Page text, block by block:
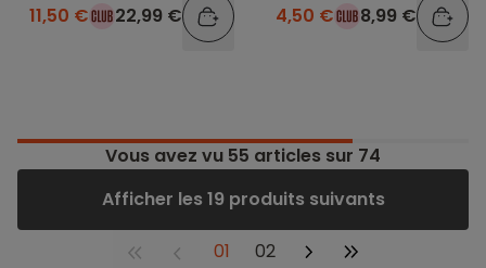
11,50 € 22,99 € 4,50 € 8,99 €
Vous avez vu 55 articles sur 74
Afficher les 19 produits suivants
01 02